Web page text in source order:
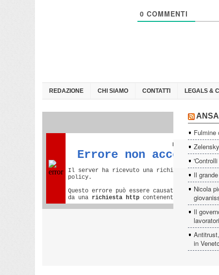
0 COMMENTI
REDAZIONE CHI SIAMO CONTATTI LEGALS &
ANSA
Fulmine
Il
Nicola
Il
in